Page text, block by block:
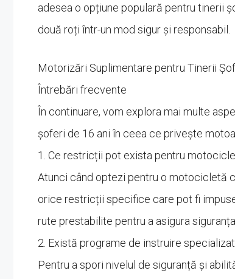
adesea o opțiune populară pentru tinerii
două roți într-un mod sigur și responsabil.
Motorizări Suplimentare pentru Tinerii
Întrebări frecvente
În continuare, vom explora mai multe
șoferi de 16 ani în ceea ce privește
1. Ce restricții pot exista pentru
Atunci când optezi pentru o motocicletă
orice restricții specifice care pot fi
rute prestabilite pentru a asigura
2. Există programe de instruire
Pentru a spori nivelul de siguranță și